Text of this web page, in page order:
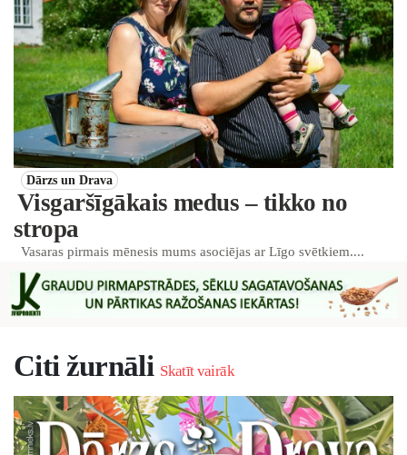
Dārzs un Drava
Visgaršīgākais medus – tikko no
stropa
Vasaras pirmais mēnesis mums asociējas ar Līgo svētkiem....
Citi žurnāli Skatīt vairāk